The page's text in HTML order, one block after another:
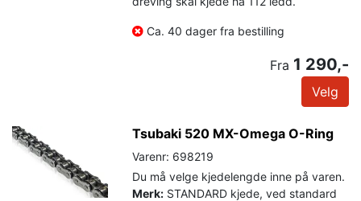
Ca. 40 dager fra bestilling
Fra 1 290,-
Velg
Tsubaki 520 MX-Omega O-Ring
Varenr: 698219
Du må velge kjedelengde inne på varen.
Merk: STANDARD kjede, ved standard